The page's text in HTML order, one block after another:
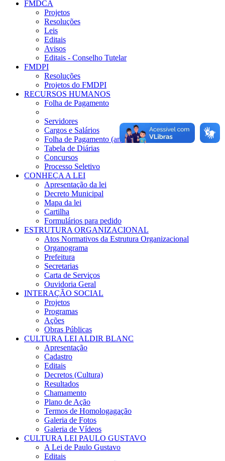
FMDCA
Projetos
Resoluções
Leis
Editais
Avisos
Editais - Conselho Tutelar
FMDPI
Resoluções
Projetos do FMDPI
RECURSOS HUMANOS
Folha de Pagamento
Servidores
Cargos e Salários
Folha de Pagamento (anteriores)
Tabela de Diárias
Concursos
Processo Seletivo
CONHEÇA A LEI
Apresentação da lei
Decreto Municipal
Mapa da lei
Cartilha
Formulários para pedido
ESTRUTURA ORGANIZACIONAL
Atos Normativos da Estrutura Organizacional
Organograma
Prefeitura
Secretarias
Carta de Serviços
Ouvidoria Geral
INTERAÇÃO SOCIAL
Projetos
Programas
Ações
Obras Públicas
CULTURA LEI ALDIR BLANC
Apresentação
Cadastro
Editais
Decretos (Cultura)
Resultados
Chamamento
Plano de Ação
Termos de Homologagação
Galeria de Fotos
Galeria de Vídeos
CULTURA LEI PAULO GUSTAVO
A Lei de Paulo Gustavo
Editais